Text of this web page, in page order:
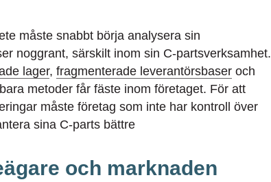
måste snabbt börja analysera sin
noggrant, särskilt inom sin C-partsverksamhet.
lager, fragmenterade leverantörsbaser och
metoder får fäste inom företaget. För att
måste företag som inte har kontroll över
sina C-parts bättre
och marknaden